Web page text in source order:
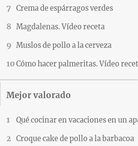
Crema de espárragos verdes
Magdalenas. Vídeo receta
Muslos de pollo a la cerveza
Cómo hacer palmeritas. Vídeo
Mejor valorado
Qué cocinar en vacaciones en un
Croque cake de pollo a la barbacoa